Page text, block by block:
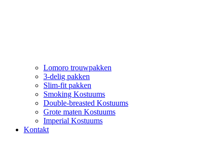
Lomoro trouwpakken
3-delig pakken
Slim-fit pakken
Smoking Kostuums
Double-breasted Kostuums
Grote maten Kostuums
Imperial Kostuums
Kontakt